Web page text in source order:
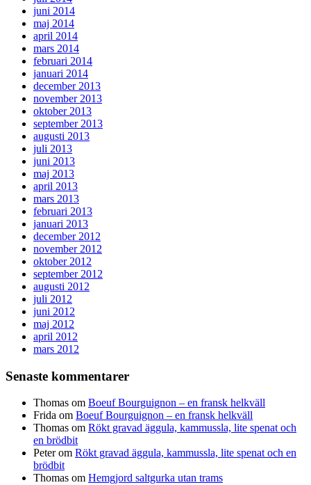
juni 2014
maj 2014
april 2014
mars 2014
februari 2014
januari 2014
december 2013
november 2013
oktober 2013
september 2013
augusti 2013
juli 2013
juni 2013
maj 2013
april 2013
mars 2013
februari 2013
januari 2013
december 2012
november 2012
oktober 2012
september 2012
augusti 2012
juli 2012
juni 2012
maj 2012
april 2012
mars 2012
Senaste kommentarer
Thomas om Boeuf Bourguignon – en fransk helkväll
Frida om Boeuf Bourguignon – en fransk helkväll
Thomas om Rökt gravad äggula, kammussla, lite spenat och
en brödbit
Peterom Rökt gravad äggula, kammussla, lite spenat och en
brödbit
Thomas om Hemgjord saltgurka utan trams